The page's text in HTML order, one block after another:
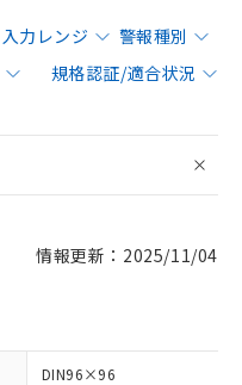
入力レンジ
警報種別
規格認証/適合状況
情報更新：2025/11/04
DIN96×96